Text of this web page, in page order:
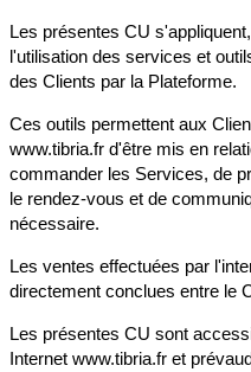
Les présentes CU
l'utilisation des services et
des Clients par la Plateforme.
Ces outils permettent aux
www.tibria.fr d'être mis en
commander les Services, de
le rendez-vous et de
nécessaire.
Les ventes effectuées par
directement conclues entre le
Les présentes CU sont
Internet www.tibria.fr et